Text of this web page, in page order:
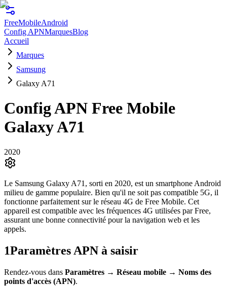
FreeMobileAndroid
Config APNMarquesBlog
Accueil
Marques
Samsung
Galaxy A71
Config APN Free Mobile
Galaxy A71
2020
Le Samsung Galaxy A71, sorti en 2020, est un smartphone Android
milieu de gamme populaire. Bien qu'il ne soit pas compatible 5G, il
fonctionne parfaitement sur le réseau 4G de Free Mobile. Cet
appareil est compatible avec les fréquences 4G utilisées par Free,
assurant une bonne connectivité pour la navigation web et les
appels.
1Paramètres APN à saisir
Rendez-vous dans Paramètres → Réseau mobile → Noms des
points d'accès (APN).